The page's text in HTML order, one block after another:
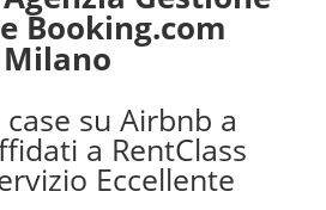
Booking.com
Milano
su Airbnb a
a RentClass
Eccellente